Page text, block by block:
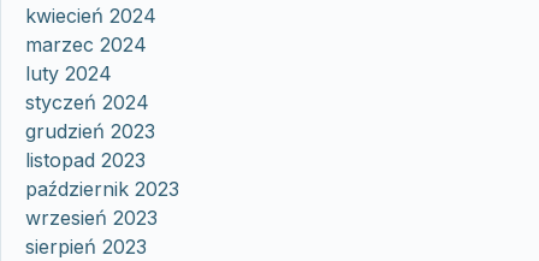
kwiecień 2024
marzec 2024
luty 2024
styczeń 2024
grudzień 2023
listopad 2023
październik 2023
wrzesień 2023
sierpień 2023